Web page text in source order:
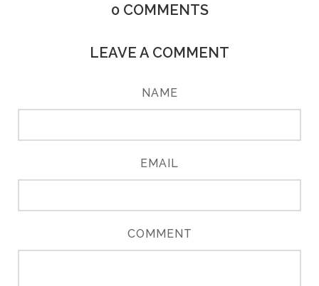
0 COMMENTS
LEAVE A COMMENT
NAME
EMAIL
COMMENT